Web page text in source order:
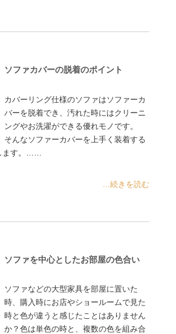
ソファカバーの脱着のポイント
カバーリング仕様のソファはソファーカ
バーを脱着でき、汚れた時にはクリーニ
ングやお洗濯ができる優れモノです。
そんなソファーカバーを上手く装着する
ます。……
...続きを読む
ソファを中心としたお部屋の色合い
ソファなどの大型家具を部屋に置いた
時、購入時にお店やショールームで見た
時と色が違うと感じたことはありません
か？色は単色の時と、複数の色を組み合